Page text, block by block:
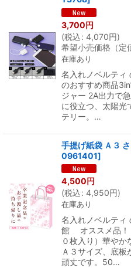
3,700円
(税込: 4,070円)
希望小売価格（定
在庫あり
名入れノベルティ
のおすすめ商品
ジャー 2A出力で
に役立つ、太陽光
テリー。…
手提げ紙袋 Ａ３
0961401]
4,500円
(税込: 4,950円)
在庫あり
名入れノベルテ
館 オススメ品！
０枚入り）華やか
Ａ３サイズ、底板
頑丈です。50…